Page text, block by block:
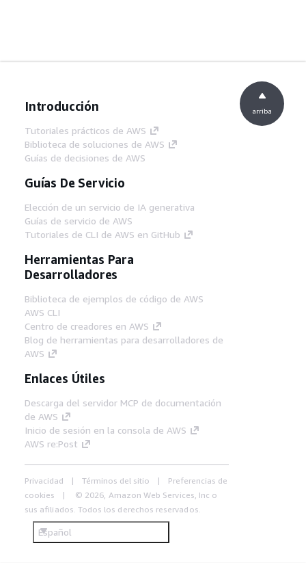
Introducción
Tutoriales prácticos de AWS
Biblioteca de soluciones de AWS
Guías de decisiones de AWS
Guías De Servicio
Elección de un servicio de IA generativa
Guías de servicio de AWS
Tutoriales de CLI de AWS en GitHub
Herramientas Para
Desarrolladores
Biblioteca de ejemplos de código de AWS
AWS CLI
Centro de creadores en AWS
Blog de herramientas para desarrolladores de
AWS
Enlaces Útiles
Descarga del servidor MCP de documentación
de AWS
Inicio de sesión en la consola de AWS
AWS re:Post
Privacidad Términos del sitio
Preferencias de
cookies
© 2026, Amazon Web Services, Inc o
sus afiliados. Todos los derechos reservados.
Español
arriba